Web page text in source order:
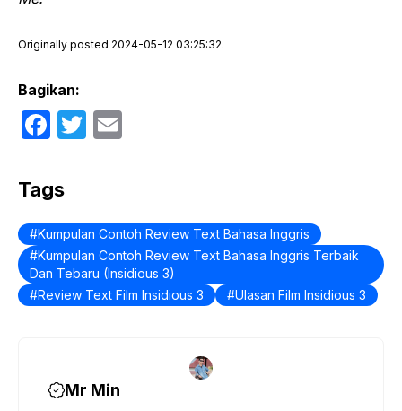
Originally posted 2024-05-12 03:25:32.
Bagikan:
F
c
e
b
o
o
T
er
Tags
Kumpulan Contoh Review Text Bahasa Inggris
Kumpulan Contoh Review Text Bahasa Inggris Terbaik
Dan Tebaru (Insidious 3)
Review Text Film Insidious 3
Ulasan Film Insidious 3
Mr Min